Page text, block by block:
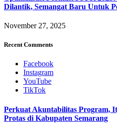
Dilantik, Semangat Baru Untuk
November 27, 2025
Recent Comments
Facebook
Instagram
YouTube
TikTok
Perkuat Akuntabilitas Program,
Protas di Kabupaten Semarang